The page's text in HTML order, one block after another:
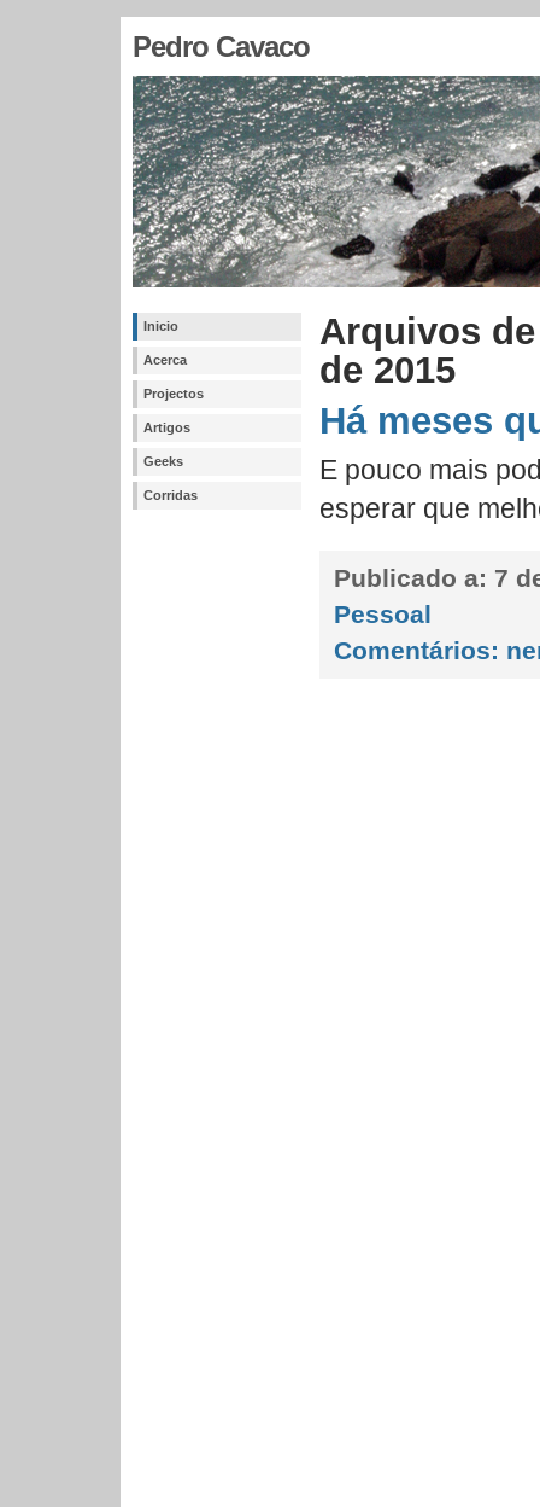
Pedro Cavaco
Inicio
Acerca
Projectos
Artigos
Geeks
Corridas
Arquivos
de 2015
Há meses
E pouco mais
esperar que
Publicado a: 7
Pessoal
Comentários: